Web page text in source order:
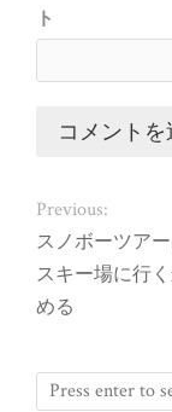
ト
Previous:
スノボーツア
スキー場に行
める